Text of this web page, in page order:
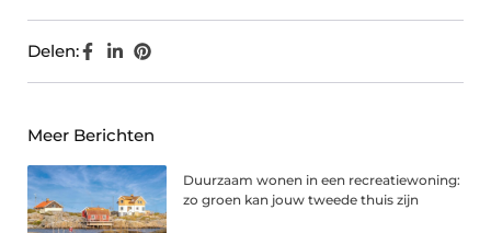
Delen:
Meer Berichten
Duurzaam wonen in een recreatiewoning:
zo groen kan jouw tweede thuis zijn